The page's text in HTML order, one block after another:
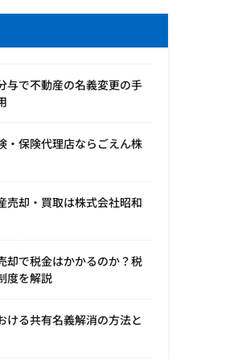
与で不動産の名義変更の手
・保険代理店ならごえん株
売却・買取は株式会社昭和
却で税金はかかるのか？税
度を解説
ける共有名義解消の方法と